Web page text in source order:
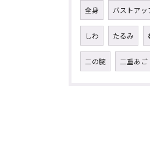
全身 バストアッ
しわ たるみ
二の腕 二重あご